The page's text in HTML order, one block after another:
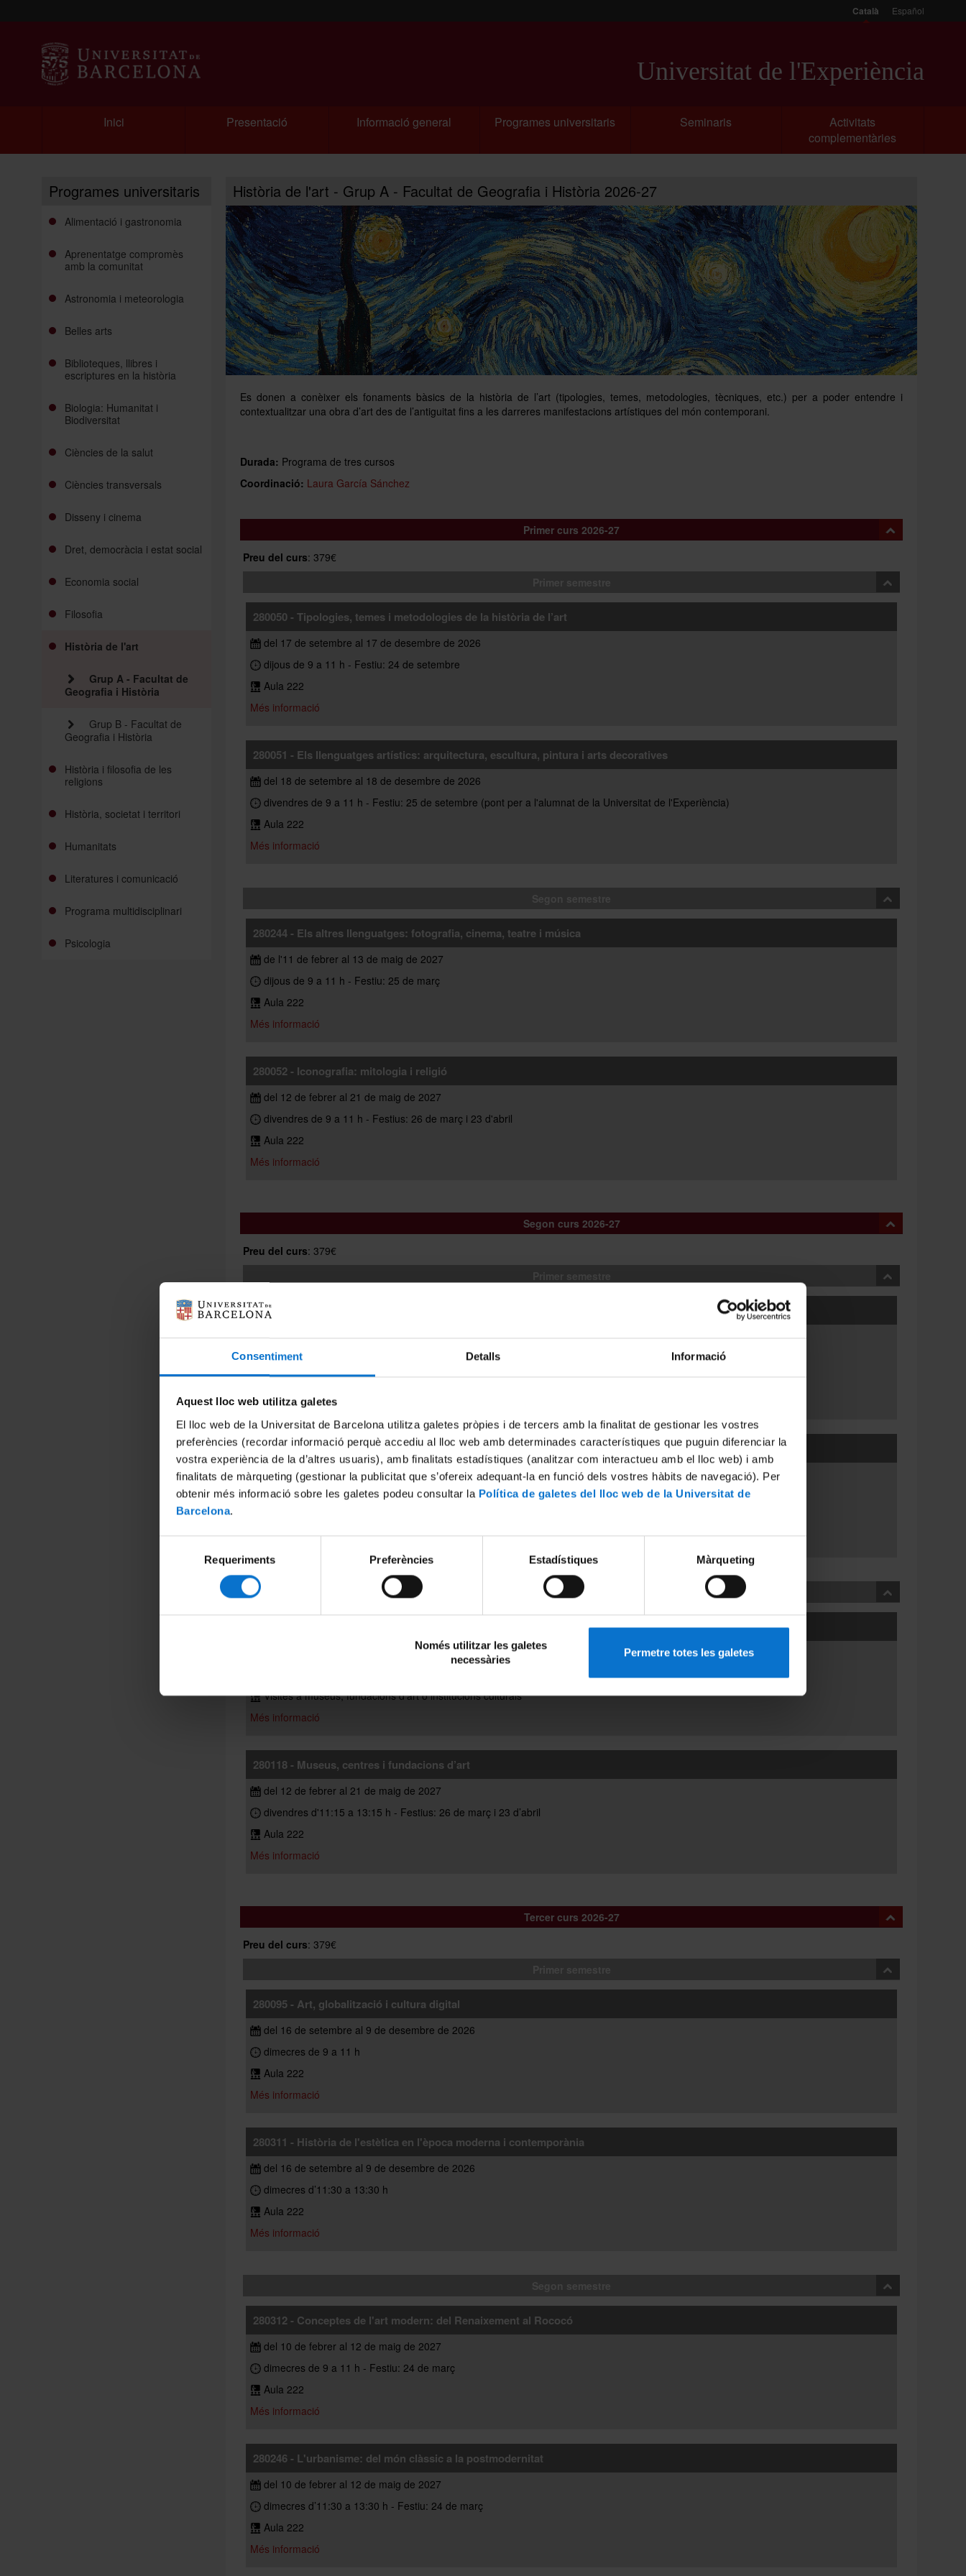
Consentiment Detalls Informació
Aquest lloc web utilitza galetes
El lloc web de la Universitat de Barcelona utilitza galetes pròpies i de tercers amb la finalitat de gestionar les vostres
preferències (recordar informació perquè accediu al lloc web amb determinades característiques que puguin diferenciar la
vostra experiència de la d’altres usuaris), amb finalitats estadístiques (analitzar com interactueu amb el lloc web) i amb
finalitats de màrqueting (gestionar la publicitat que s’ofereix adequant-la en funció dels vostres hàbits de navegació). Per
obtenir més informació sobre les galetes podeu consultar la Política de galetes del lloc web de la Universitat de
Barcelona.
consentiment
Requeriments Preferències Estadístiques Màrqueting
Només utilitzar les galetes
necessàries
Permetre totes les galetes
Català Español
Universitat de l'Experiència
Inici Presentació Informació general Programes universitaris Seminaris
Activitats
complementàries
Programes universitaris
Alimentació i gastronomia
Aprenentatge compromès
amb la comunitat
Astronomia i meteorologia
Belles arts
Biblioteques, llibres i
escriptures en la història
Biologia: Humanitat i
Biodiversitat
Ciències de la salut
Ciències transversals
Disseny i cinema
Dret, democràcia i estat social
Economia social
Filosofia
Història de l'art
Grup A - Facultat de
Geografia i Història
Grup B - Facultat de
Geografia i Història
Història i filosofia de les
religions
Història, societat i territori
Humanitats
Literatures i comunicació
Programa multidisciplinari
Psicologia
Història de l'art - Grup A - Facultat de Geografia i Història 2026-27
Es donen a conèixer els fonaments bàsics de la història de l’art (tipologies, temes, metodologies, tècniques, etc.) per a poder entendre i
contextualitzar una obra d’art des de l’antiguitat fins a les darreres manifestacions artístiques del món contemporani.
Durada: Programa de tres cursos
Coordinació: Laura García Sánchez
Primer curs 2026-27
Preu del curs: 379€
280050 - Tipologies, temes i metodologies de la història de l’art
del 17 de setembre al 17 de desembre de 2026
dijous de 9 a 11 h - Festiu: 24 de setembre
Aula 222
Més informació
280051 - Els llenguatges artístics: arquitectura, escultura, pintura i arts decoratives
del 18 de setembre al 18 de desembre de 2026
divendres de 9 a 11 h - Festiu: 25 de setembre (pont per a l'alumnat de la Universitat de l'Experiència)
Aula 222
Més informació
280244 - Els altres llenguatges: fotografia, cinema, teatre i música
de l'11 de febrer al 13 de maig de 2027
dijous de 9 a 11 h - Festiu: 25 de març
Aula 222
Més informació
280052 - Iconografia: mitologia i religió
del 12 de febrer al 21 de maig de 2027
divendres de 9 a 11 h - Festius: 26 de març i 23 d'abril
Aula 222
Més informació
Segon curs 2026-27
Preu del curs: 379€
280056 - Art modern i contemporani
del 17 de setembre al 17 de desembre de 2026
dijous d'11:15 a 13:15 h - Festiu: 24 de setembre
Aula 222
Més informació
280055 - Art medieval
del 18 de setembre al 18 de desembre de 2026
divendres d'11:15 a 13:15 h - Festiu: 25 de setembre (pont per a l'alumnat de la Universitat de l'Experiència)
Més informació
Segon semestre
de l'11 de febrer al 13 de maig de 2027
dijous (l’horari de cadascuna de les visites serà indicat oportunament per cadascun dels docents) - Festiu: 25 de març
Visites a museus, fundacions d'art o institucions culturals
Més informació
280118 - Museus, centres i fundacions d’art
del 12 de febrer al 21 de maig de 2027
divendres d'11:15 a 13:15 h - Festius: 26 de març i 23 d’abril
Aula 222
Més informació
Tercer curs 2026-27
Preu del curs: 379€
280095 - Art, globalització i cultura digital
del 16 de setembre al 9 de desembre de 2026
dimecres de 9 a 11 h
Aula 222
Més informació
280311 - Història de l'estètica en l'època moderna i contemporània
del 16 de setembre al 9 de desembre de 2026
dimecres d’11:30 a 13:30 h
Aula 222
Més informació
280312 - Conceptes de l'art modern: del Renaixement al Rococó
del 10 de febrer al 12 de maig de 2027
dimecres de 9 a 11 h - Festiu: 24 de març
Aula 222
Més informació
280246 - L'urbanisme: del món clàssic a la postmodernitat
del 10 de febrer al 12 de maig de 2027
dimecres d’11:30 a 13:30 h - Festiu: 24 de març
Aula 222
Més informació